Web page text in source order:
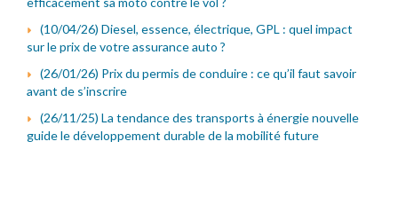
(10/04/26) Diesel, essence, électrique, GPL : quel impact
sur le prix de votre assurance auto ?
(26/01/26) Prix du permis de conduire : ce qu’il faut savoir
avant de s’inscrire
(26/11/25) La tendance des transports à énergie nouvelle
guide le développement durable de la mobilité future